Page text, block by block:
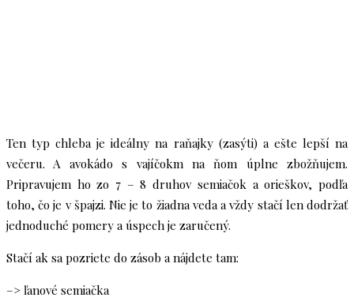
Ten typ chleba je ideálny na raňajky (zasýti) a ešte lepší na
večeru. A avokádo s vajíčokm na ňom úplne zbožňujem.
Pripravujem ho zo 7 – 8 druhov semiačok a orieškov, podľa
toho, čo je v špajzi. Nie je to žiadna veda a vždy stačí len dodržať
jednoduché pomery a úspech je zaručený.
Stačí ak sa pozriete do zásob a nájdete tam:
–> ľanové semiačka